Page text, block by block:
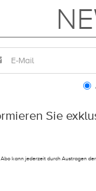
Sie
Abo kann jederzeit durch Austragen